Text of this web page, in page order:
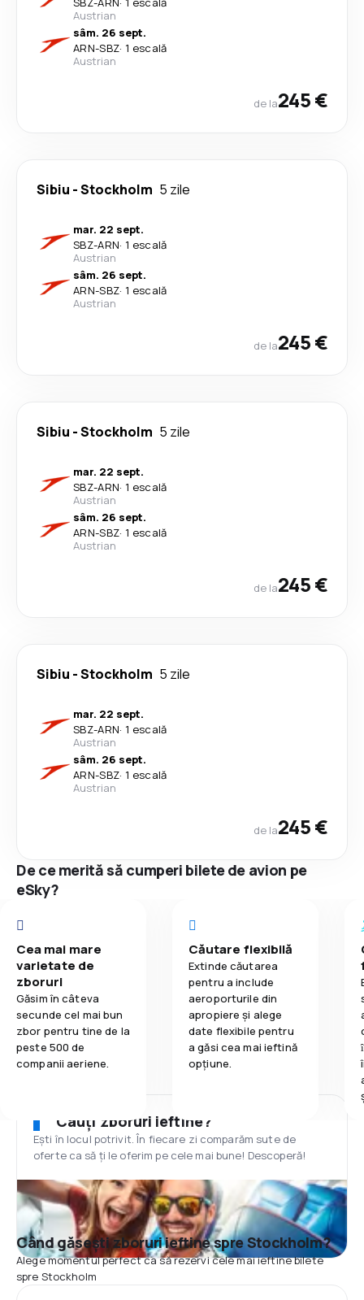
Austrian
sâm. 26 sept.
ARN-SBZ· 1 escală
Austrian
de la245 €
Sibiu -Stockholm 5 zile
mar. 22 sept.
SBZ-ARN· 1 escală
Austrian
sâm. 26 sept.
ARN-SBZ· 1 escală
Austrian
de la245 €
Sibiu -Stockholm 5 zile
mar. 22 sept.
SBZ-ARN· 1 escală
Austrian
sâm. 26 sept.
ARN-SBZ· 1 escală
Austrian
de la245 €
Sibiu -Stockholm 5 zile
mar. 22 sept.
SBZ-ARN· 1 escală
Austrian
sâm. 26 sept.
ARN-SBZ· 1 escală
Austrian
de la245 €
De ce merită să cumperi bilete de avion pe
eSky?
Cea mai mare
varietate de
zboruri
Găsim în câteva
secunde cel mai bun
zbor pentru tine de la
peste 500 de
companii aeriene.
Căutare flexibilă
Extinde căutarea
pentru a include
aeroporturile din
apropiere și alege
date flexibile pentru
a găsi cea mai ieftină
opțiune.
Cauți zboruri ieftine?
Ești în locul potrivit. În fiecare zi comparăm sute de
oferte ca să ți le oferim pe cele mai bune! Descoperă!
Când găsești zboruri ieftine spre Stockholm?
Alege momentul perfect ca să rezervi cele mai ieftine bilete
spre Stockholm